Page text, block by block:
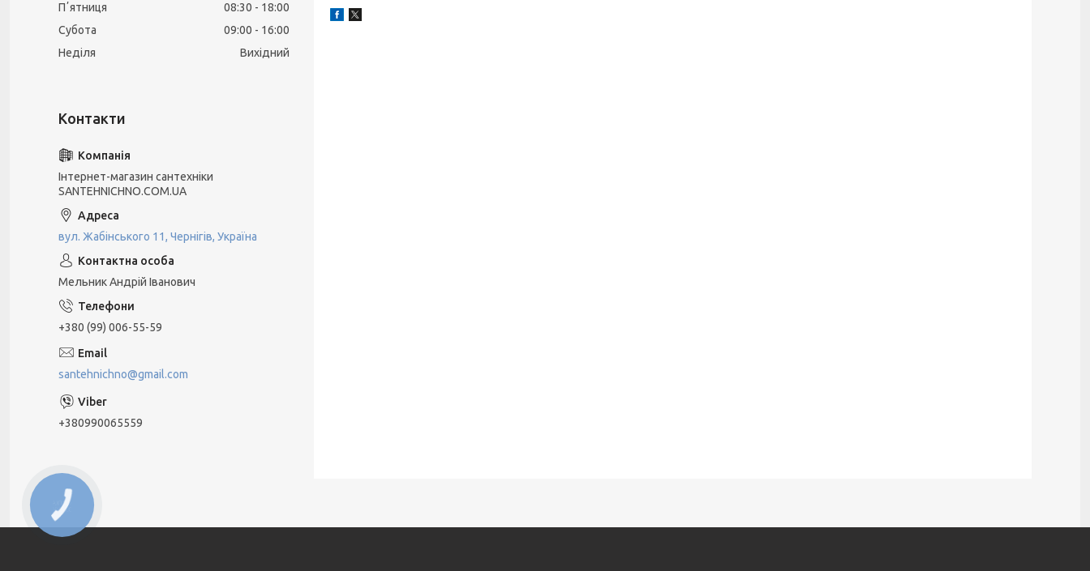
Пʼятниця
08:30
18:00
Субота
09:00
16:00
Неділя
Вихідний
Інтернет-магазин сантехніки
SANTEHNICHNO.COM.UA
вул. Жабінського 11, Чернігів, Україна
Мельник Андрій Іванович
+380 (99) 006-55-59
santehnichno@gmail.com
+380990065559
КНОПКА
ЗВ'ЯЗКУ